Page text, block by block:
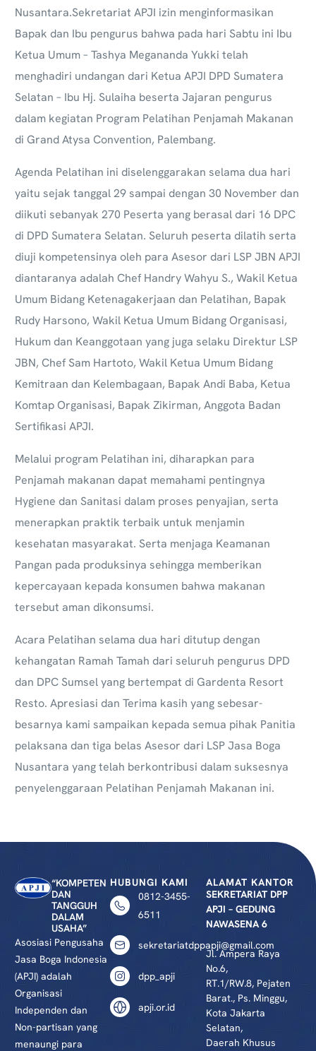
Nusantara.Sekretariat APJI izin menginformasikan
Bapak dan Ibu pengurus bahwa pada hari Sabtu ini Ibu
Ketua Umum – Tashya Megananda Yukki telah
menghadiri undangan dari Ketua APJI DPD Sumatera
Selatan – Ibu Hj. Sulaiha beserta Jajaran pengurus
dalam kegiatan Program Pelatihan Penjamah Makanan
di Grand Atysa Convention, Palembang.
Agenda Pelatihan ini diselenggarakan selama dua hari
yaitu sejak tanggal 29 sampai dengan 30 November dan
diikuti sebanyak 270 Peserta yang berasal dari 16 DPC
di DPD Sumatera Selatan. Seluruh peserta dilatih serta
diuji kompetensinya oleh para Asesor dari LSP JBN APJI
diantaranya adalah Chef Handry Wahyu S., Wakil Ketua
Umum Bidang Ketenagakerjaan dan Pelatihan, Bapak
Rudy Harsono, Wakil Ketua Umum Bidang Organisasi,
Hukum dan Keanggotaan yang juga selaku Direktur LSP
JBN, Chef Sam Hartoto, Wakil Ketua Umum Bidang
Kemitraan dan Kelembagaan, Bapak Andi Baba, Ketua
Komtap Organisasi, Bapak Zikirman, Anggota Badan
Sertifikasi APJI.
Melalui program Pelatihan ini, diharapkan para
Penjamah makanan dapat memahami pentingnya
Hygiene dan Sanitasi dalam proses penyajian, serta
menerapkan praktik terbaik untuk menjamin
kesehatan masyarakat. Serta menjaga Keamanan
Pangan pada produksinya sehingga memberikan
kepercayaan kepada konsumen bahwa makanan
tersebut aman dikonsumsi.
Acara Pelatihan selama dua hari ditutup dengan
kehangatan Ramah Tamah dari seluruh pengurus DPD
dan DPC Sumsel yang bertempat di Gardenta Resort
Resto.Apresiasi dan Terima kasih yang sebesar-
besarnya kami sampaikan kepada semua pihak Panitia
pelaksana dan tiga belas Asesor dari LSP Jasa Boga
Nusantara yang telah berkontribusi dalam suksesnya
penyelenggaraan Pelatihan Penjamah Makanan ini.
“KOMPETEN
DAN
TANGGUH
DALAM
USAHA”
Asosiasi Pengusaha
Jasa Boga Indonesia
(APJI) adalah
Organisasi
Independen dan
Non-partisan yang
menaungi para
HUBUNGI KAMI
0812-3455-
6511
sekretariatdppapji@gmail.com
dpp_apji
apji.or.id
ALAMAT KANTOR
SEKRETARIAT DPP
APJI – GEDUNG
NAWASENA 6
Jl. Ampera Raya
No.6,
RT.1/RW.8, Pejaten
Barat., Ps. Minggu,
Kota Jakarta
Selatan,
Daerah Khusus